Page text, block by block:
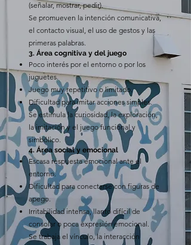
(señalar, mostrar, pedir).
Se promueven la intención comunicativa,
el contacto visual, el uso de gestos y las
primeras palabras.
3. Área cognitiva y del juego
Poco interés por el entorno o por los
juguetes.
Juego muy repetitivo o limitado.
Dificultad para imitar acciones simples.
Se estimula la curiosidad, la exploración,
la imitación y el juego funcional y
simbólico.
4. Área social y emocional
Escasa respuesta emocional ante el
entorno.
Dificultad para conectarse con figuras de
apego.
Irritabilidad intensa, llanto difícil de
consolar o poca expresión emocional.
Se trabaja el vínculo, la interacción